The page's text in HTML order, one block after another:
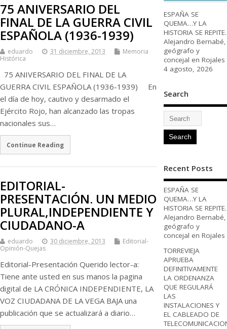
75 ANIVERSARIO DEL
FINAL DE LA GUERRA CIVIL
ESPAÑOLA (1936-1939)
eduardo 31 diciembre, 2013
Memoria
Histórica
75 ANIVERSARIO DEL FINAL DE LA
GUERRA CIVIL ESPAÑOLA (1936-1939) En
el día de hoy, cautivo y desarmado el
Ejército Rojo, han alcanzado las tropas
nacionales sus…
Continue Reading
EDITORIAL-
PRESENTACIÓN. UN MEDIO
PLURAL,INDEPENDIENTE Y
CIUDADANO-A
eduardo 30 diciembre, 2013
Editorial-
Opinión-Quejas
Editorial-Presentación Querido lector-a:
Tiene ante usted en sus manos la pagina
digital de LA CRÓNICA INDEPENDIENTE, LA
VOZ CIUDADANA DE LA VEGA BAJA una
publicación que se actualizará a diario…
ESPAÑA SE
QUEMA…Y LA
HISTORIA SE REPITE.
Alejandro Bernabé,
geógrafo y
concejal en Rojales
4 agosto, 2026
Search
Recent Posts
ESPAÑA SE
QUEMA…Y LA
HISTORIA SE REPITE.
Alejandro Bernabé,
geógrafo y
concejal en Rojales
TORREVIEJA
APRUEBA
DEFINITIVAMENTE
LA ORDENANZA
QUE REGULARÁ
LAS
INSTALACIONES Y
EL CABLEADO DE